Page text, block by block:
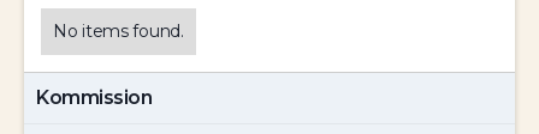
No items found.
Kommission